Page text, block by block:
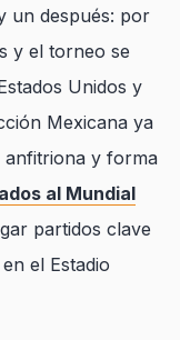
un después: por
y el torneo se
Unidos y
Mexicana ya
anfitriona y forma
al Mundial
partidos clave
el Estadio